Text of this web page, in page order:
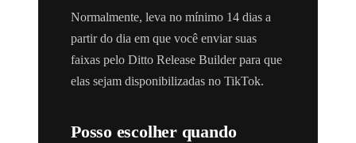
Normalmente, leva no mínimo 14 dias a
partir do dia em que você enviar suas
faixas pelo Ditto Release Builder para que
elas sejam disponibilizadas no TikTok.
Posso escolher quando